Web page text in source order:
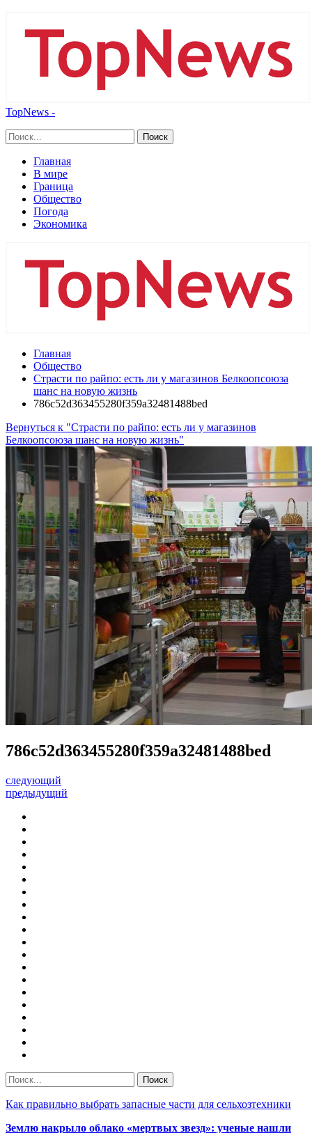
TopNews -
Главная
В мире
Граница
Общество
Погода
Экономика
Главная
Общество
Страсти по райпо: есть ли у магазинов Белкоопсоюза
шанс на новую жизнь
786c52d363455280f359a32481488bed
Вернуться к "Страсти по райпо: есть ли у магазинов
Белкоопсоюза шанс на новую жизнь"
786c52d363455280f359a32481488bed
следующий
предыдущий
Как правильно выбрать запасные части для сельхозтехники
Землю накрыло облако «мертвых звезд»: ученые нашли